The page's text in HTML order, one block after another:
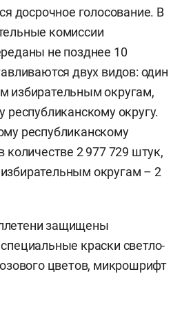
досрочное голосование. В
комиссии
не позднее 10
двух видов: один
избирательным округам,
республиканскому округу.
республиканскому
количестве 2 977 729 штук,
округам – 2
защищены
краски светло-
цветов, микрошрифт